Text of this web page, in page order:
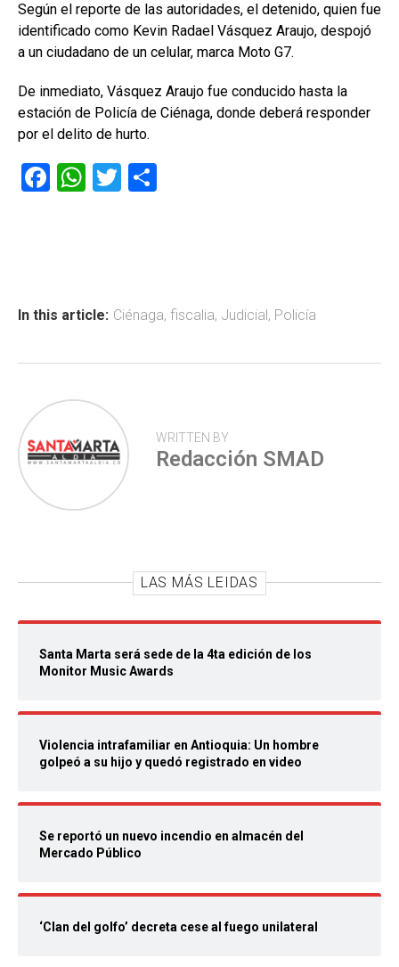
Según el reporte de las autoridades, el detenido, quien fue
identificado como Kevin Radael Vásquez Araujo, despojó
a un ciudadano de un celular, marca Moto G7.
De inmediato, Vásquez Araujo fue conducido hasta la
estación de Policía de Ciénaga, donde deberá responder
por el delito de hurto.
F
ok
W
p
T
tir
In this article: Ciénaga, fiscalia, Judicial , Policía
WRITTEN BY
Redacción SMAD
LAS MÁS LEIDAS
Santa Marta será sede de la 4ta edición de los
Monitor Music Awards
Violencia intrafamiliar en Antioquia: Un hombre
golpeó a su hijo y quedó registrado en video
Se reportó un nuevo incendio en almacén del
Mercado Público
‘Clan del golfo’ decreta cese al fuego unilateral